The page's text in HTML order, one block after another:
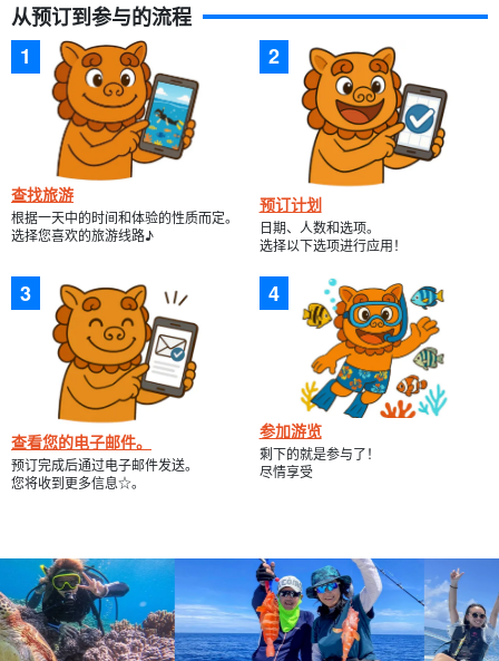
从预订到参与的流程
查找旅游
根据一天中的时间和体验的性质而定。
选择您喜欢的旅游线路♪
预订计划
日期、人数和选项。
选择以下选项进行应用！
查看您的电子邮件。
预订完成后通过电子邮件发送。
您将收到更多信息☆。
参加游览
剩下的就是参与了！
尽情享受